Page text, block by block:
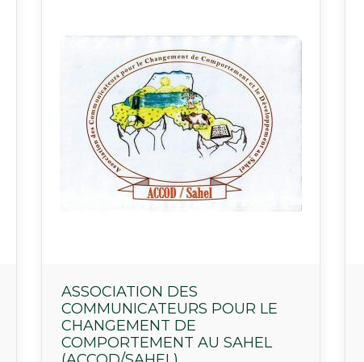
ASSOCIATION DES
COMMUNICATEURS POUR LE
CHANGEMENT DE
COMPORTEMENT AU SAHEL